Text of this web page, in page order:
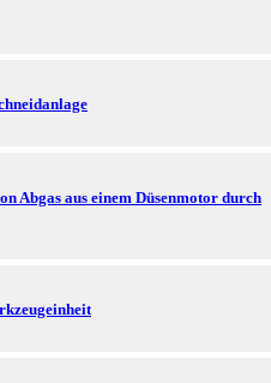
Abgas aus einem Düsenmotor durch